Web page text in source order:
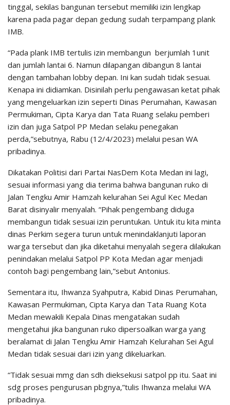
tinggal, sekilas bangunan tersebut memiliki izin lengkap
karena pada pagar depan gedung sudah terpampang plank
IMB.
“Pada plank IMB tertulis izin membangun berjumlah 1unit
dan jumlah lantai 6. Namun dilapangan dibangun 8 lantai
dengan tambahan lobby depan. Ini kan sudah tidak sesuai.
Kenapa ini didiamkan. Disinilah perlu pengawasan ketat pihak
yang mengeluarkan izin seperti Dinas Perumahan, Kawasan
Permukiman, Cipta Karya dan Tata Ruang selaku pemberi
izin dan juga Satpol PP Medan selaku penegakan
perda,”sebutnya, Rabu (12/4/2023) melalui pesan WA
pribadinya.
Dikatakan Politisi dari Partai NasDem Kota Medan ini lagi,
sesuai informasi yang dia terima bahwa bangunan ruko di
Jalan Tengku Amir Hamzah kelurahan Sei Agul Kec Medan
Barat disinyalir menyalah. “Pihak pengembang diduga
membangun tidak sesuai izin peruntukan. Untuk itu kita minta
dinas Perkim segera turun untuk menindaklanjuti laporan
warga tersebut dan jika diketahui menyalah segera dilakukan
penindakan melalui Satpol PP Kota Medan agar menjadi
contoh bagi pengembang lain,”sebut Antonius.
Sementara itu, Ihwanza Syahputra, Kabid Dinas Perumahan,
Kawasan Permukiman, Cipta Karya dan Tata Ruang Kota
Medan mewakili Kepala Dinas mengatakan sudah
mengetahui jika bangunan ruko dipersoalkan warga yang
beralamat di Jalan Tengku Amir Hamzah Kelurahan Sei Agul
Medan tidak sesuai dari izin yang dikeluarkan.
“Tidak sesuai mmg dan sdh dieksekusi satpol pp itu. Saat ini
sdg proses pengurusan pbgnya,”tulis Ihwanza melalui WA
pribadinya.